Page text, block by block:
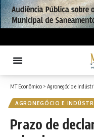
MT Econômico > Agronegócio e
AGRONEGÓCIO E
Prazo de